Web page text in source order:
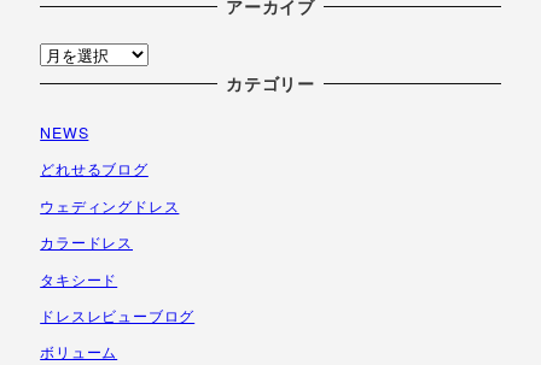
アーカイブ
ア
ー
イ
ブ
カテゴリー
NEWS
どれせるブログ
ウェディングドレス
カラードレス
タキシード
ドレスレビューブログ
ボリューム